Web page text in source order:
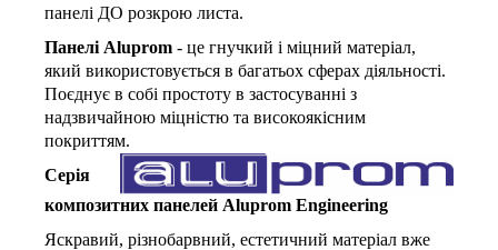
панелі ДО розкрою листа.
Панелі Aluprom - це гнучкий і міцний матеріал,
який використовується в багатьох сферах діяльності.
Поєднує в собі простоту в застосуванні з
надзвичайною міцністю та високоякісним
покриттям.
Серія
композитних панелей Aluprom Engineering
Яскравий, різнобарвний, естетичний матеріал вже